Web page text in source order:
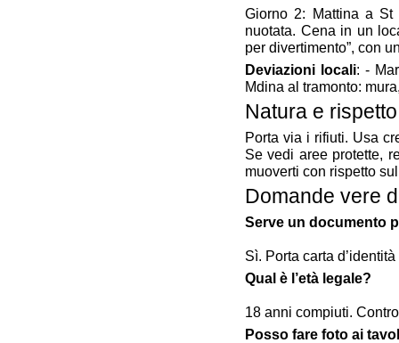
Giorno 2: Mattina a
nuotata. Cena in un
per divertimento”, con
Deviazioni locali: -
Mdina al tramonto:
Natura e
Porta via i rifiuti. Usa
Se vedi aree protette,
muoverti con rispetto
Domande vere
Serve un documento
Sì. Porta carta
Qual è l’età legale?
18 anni compiuti.
Posso fare foto ai